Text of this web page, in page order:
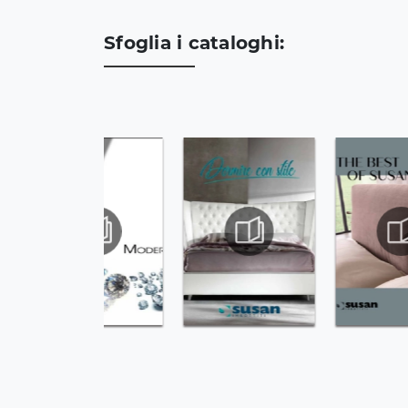
Sfoglia i cataloghi: